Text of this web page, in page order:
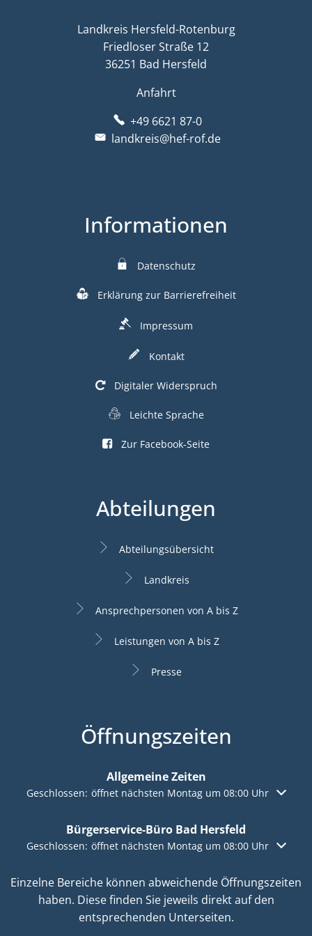
Landkreis Hersfeld-Rotenburg
Friedloser Straße 12
36251 Bad Hersfeld
Anfahrt
+49 6621 87-0
landkreis@hef-rof.de
Informationen
Datenschutz
Erklärung zur Barrierefreiheit
Impressum
Kontakt
Digitaler Widerspruch
Leichte Sprache
Zur Facebook-Seite
Abteilungen
Abteilungsübersicht
Landkreis
Ansprechpersonen von A bis Z
Leistungen von A bis Z
Presse
Öffnungszeiten
Allgemeine Zeiten
Klicken, um weitere Öffnungs- oder Schließzeiten
Geschlossen: öffnet nächsten Montag um 08:00 Uhr
Bürgerservice-Büro Bad Hersfeld
Klicken, um weitere Öffnungs- oder Schließzeiten
Geschlossen: öffnet nächsten Montag um 08:00 Uhr
Einzelne Bereiche können abweichende Öffnungszeiten
haben. Diese finden Sie jeweils direkt auf den
entsprechenden Unterseiten.